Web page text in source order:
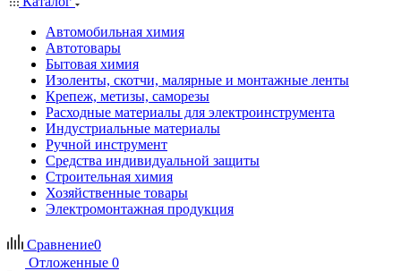
Автомобильная химия
Автотовары
Бытовая химия
Изоленты, скотчи, малярные и монтажные ленты
Крепеж, метизы, саморезы
Расходные материалы для электроинструмента
Индустриальные материалы
Ручной инструмент
Средства индивидуальной защиты
Строительная химия
Хозяйственные товары
Электромонтажная продукция
Сравнение0
Отложенные 0